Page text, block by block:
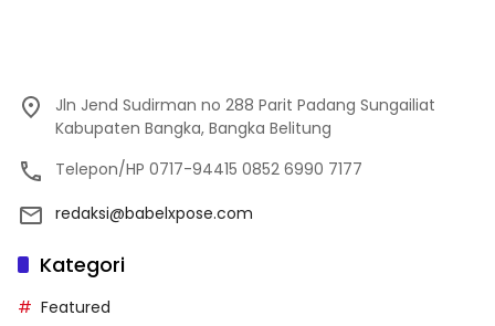
Telepon/HP 0717-94415 0852 6990 7177
redaksi@babelxpose.com
BABEL XPOSE
Advetorial